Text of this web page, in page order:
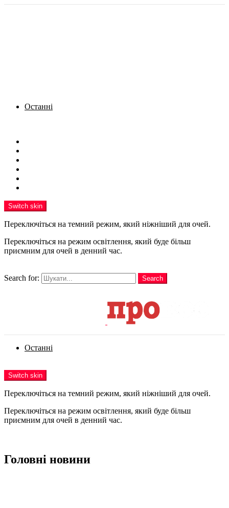
Останні
Switch skin
Переключіться на темний режим, який ніжніший для очей.
Переключіться на режим освітлення, який буде більш
приємним для очей в денний час.
Search for:
Search
Останні
Switch skin
Переключіться на темний режим, який ніжніший для очей.
Переключіться на режим освітлення, який буде більш
приємним для очей в денний час.
Головні новини